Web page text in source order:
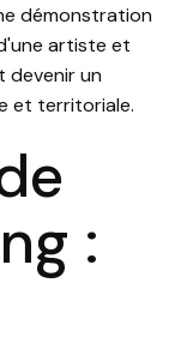
démonstration
artiste et
devenir un
et territoriale.
: